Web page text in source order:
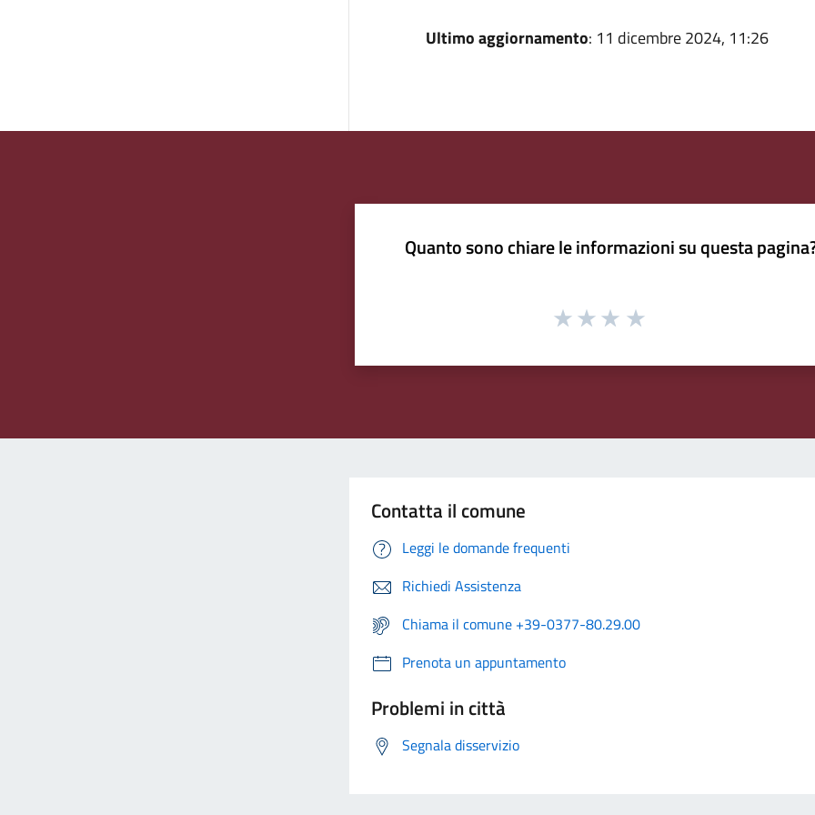
Ultimo aggiornamento: 11 dicembre 2024, 11:26
Quanto sono chiare le informazioni su questa
Contatta il comune
Leggi le domande frequenti
Richiedi Assistenza
Chiama il comune +39-0377-80.29.00
Prenota un appuntamento
Problemi in città
Segnala disservizio